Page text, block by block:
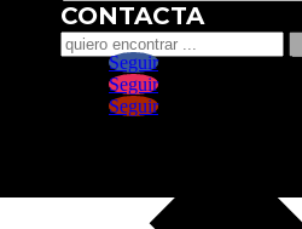
CONTACTA
Seguir
Seguir
Seguir